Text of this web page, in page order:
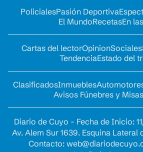
PolicialesPasión Deportiva
El MundoRecetasEn
Cartas del lectorOpinionSociales
TendenciaEstado del
ClasificadosInmuebles
Avisos Fúnebres y Misas
Diario de Cuyo - Fecha de Inicio:
Av. Alem Sur 1639. Esquina
Contacto: